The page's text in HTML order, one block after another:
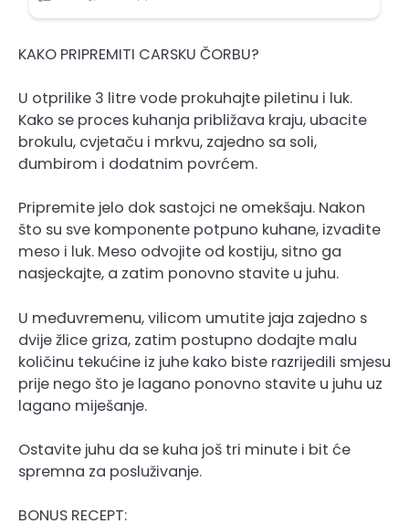
KAKO PRIPREMITI CARSKU ČORBU?
U otprilike 3 litre vode prokuhajte piletinu i luk.
Kako se proces kuhanja približava kraju, ubacite
brokulu, cvjetaču i mrkvu, zajedno sa soli,
đumbirom i dodatnim povrćem.
Pripremite jelo dok sastojci ne omekšaju. Nakon
što su sve komponente potpuno kuhane, izvadite
meso i luk. Meso odvojite od kostiju, sitno ga
nasjeckajte, a zatim ponovno stavite u juhu.
U međuvremenu, vilicom umutite jaja zajedno s
dvije žlice griza, zatim postupno dodajte malu
količinu tekućine iz juhe kako biste razrijedili smjesu
prije nego što je lagano ponovno stavite u juhu uz
lagano miješanje.
Ostavite juhu da se kuha još tri minute i bit će
spremna za posluživanje.
BONUS RECEPT: